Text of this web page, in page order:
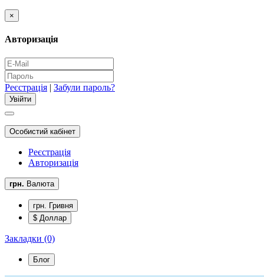
×
Авторизація
Реєстрація | Забули пароль?
Особистий кабінет
Реєстрація
Авторизація
грн. Валюта
грн. Гривня
$ Доллар
Закладки (0)
Блог